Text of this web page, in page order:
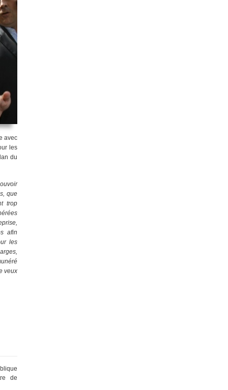
avec
les
du
que
trop
afin
les
veux
de